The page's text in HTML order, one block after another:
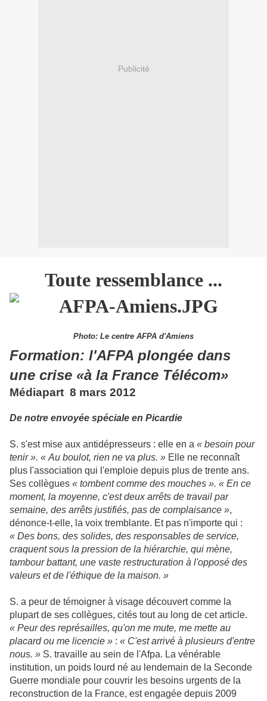
Publicité
Toute ressemblance ...
Photo: Le centre AFPA d'Amiens
Formation: l'AFPA plongée dans
une crise «à la France Télécom»
Médiapart 8 mars 2012
De notre envoyée spéciale en Picardie
S. s'est mise aux antidépresseurs : elle en a « besoin pour
tenir ». « Au boulot, rien ne va plus. » Elle ne reconnaît
plus l'association qui l'emploie depuis plus de trente ans.
Ses collègues « tombent comme des mouches ». « En ce
moment, la moyenne, c'est deux arrêts de travail par
semaine, des arrêts justifiés, pas de complaisance »,
dénonce-t-elle, la voix tremblante. Et pas n'importe qui :
« Des bons, des solides, des responsables de service,
craquent sous la pression de la hiérarchie, qui mène,
tambour battant, une vaste restructuration à l'opposé des
valeurs et de l'éthique de la maison. »
S. a peur de témoigner à visage découvert comme la
plupart de ses collègues, cités tout au long de cet article.
« Peur des représailles, qu'on me mute, me mette au
placard ou me licencie » : « C'est arrivé à plusieurs d'entre
nous. » S. travaille au sein de l'Afpa. La vénérable
institution, un poids lourd né au lendemain de la Seconde
Guerre mondiale pour couvrir les besoins urgents de la
reconstruction de la France, est engagée depuis 2009